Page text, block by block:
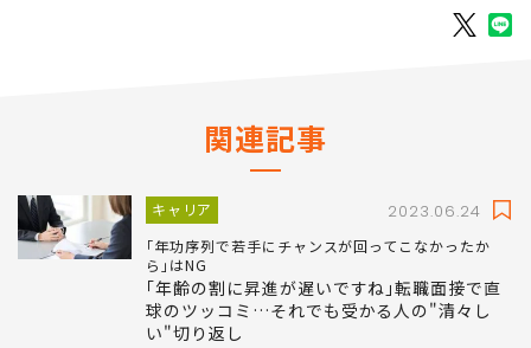
関連記事
キャリア 2023.06.24
｢年功序列で若手にチャンスが回ってこなかったか
ら｣はNG
｢年齢の割に昇進が遅いですね｣転職面接で直
球のツッコミ…それでも受かる人の"清々し
い"切り返し